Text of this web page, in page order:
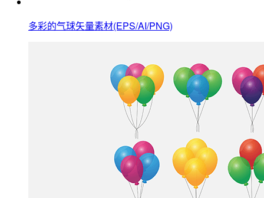
多彩的气球矢量素材(EPS/AI/PNG)